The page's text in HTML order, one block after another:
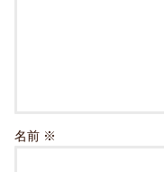
名前 ※